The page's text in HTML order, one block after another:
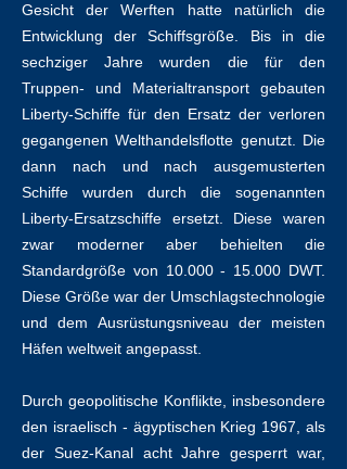
Gesicht der Werften hatte natürlich die
Entwicklung der Schiffsgröße. Bis in die
sechziger Jahre wurden die für den
Truppen- und Materialtransport gebauten
Liberty-Schiffe für den Ersatz der verloren
gegangenen Welthandelsflotte genutzt. Die
dann nach und nach ausgemusterten
Schiffe wurden durch die sogenannten
Liberty-Ersatzschiffe ersetzt. Diese waren
zwar moderner aber behielten die
Standardgröße von 10.000 - 15.000 DWT.
Diese Größe war der Umschlagstechnologie
und dem Ausrüstungsniveau der meisten
Häfen weltweit angepasst.
Durch geopolitische Konflikte, insbesondere
den israelisch - ägyptischen Krieg 1967, als
der Suez-Kanal acht Jahre gesperrt war,